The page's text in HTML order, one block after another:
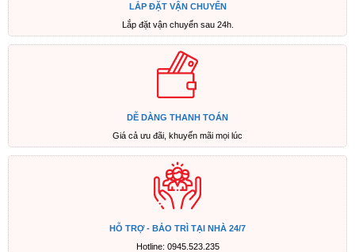
LẮP ĐẶT VẬN CHUYỂN
Lắp đặt vận chuyển sau 24h.
DỄ DÀNG THANH TOÁN
Giá cả ưu đãi, khuyến mãi mọi lúc
HỖ TRỢ - BẢO TRÌ TẠI NHÀ 24/7
Hotline: 0945.523.235